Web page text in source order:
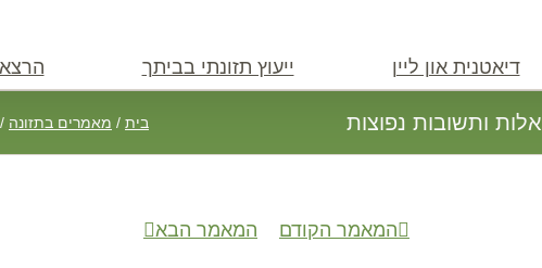
דיאטנית און ליין ייעוץ תזונתי בביתך
ותשובות נפוצות בית / מאמרים בתזונה /
המאמר הקודם המאמר הבא